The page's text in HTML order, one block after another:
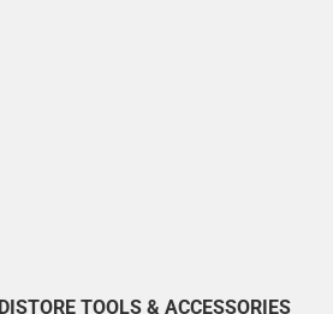
DISTORE TOOLS & ACCESSORIES